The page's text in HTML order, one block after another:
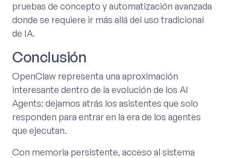
pruebas de concepto y automatización avanzada
donde se requiere ir más allá del uso tradicional
de IA.
Conclusión
OpenClaw representa una aproximación
interesante dentro de la evolución de los AI
Agents: dejamos atrás los asistentes que solo
responden para entrar en la era de los agentes
que ejecutan.
Con memoria persistente, acceso al sistema